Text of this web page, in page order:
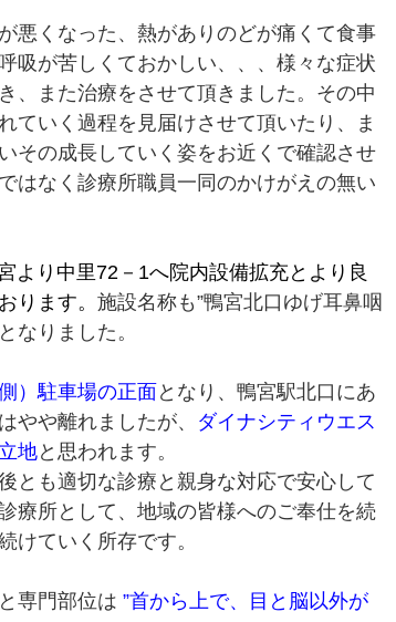
悪くなった、熱がありのどが痛くて食事
吸が苦しくておかしい、、、様々な症状
、また治療をさせて頂きました。その中
ていく過程を見届けさせて頂いたり、ま
その成長していく姿をお近くで確認させ
はなく診療所職員一同のかけがえの無い
より中里72－1へ院内設備拡充とより良
ります。 施設名称も”鴨宮北口ゆげ耳鼻咽
なりました。
）駐車場の正面 となり、鴨宮駅北口にあ
やや離れましたが、 ダイナシティウエス
地と思われます。
とも適切な診療と親身な対応で安心して
療所として、地域の皆様へのご奉仕を続
けていく所存です。
専門部位は ”首から上で、目と脳以外が